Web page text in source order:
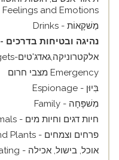
Feelings and Emotions
מַשׁקָאוֹת - Drinks
נהיגה ובטיחות בדרכים - Driving, Road Safety
אלקטרוניקה,גאדג'טים-Electronics Gadgets
Emergency מצבי חרום
בִּיוּן - Espionage
מִשׁפָּחָה - Family
חיות דגים וחיות מים - Fish and Water Animals
פרחים וצמחים - Flowers and Plants
אוכל, בישול, אכילה - Food, Cooking, Eating